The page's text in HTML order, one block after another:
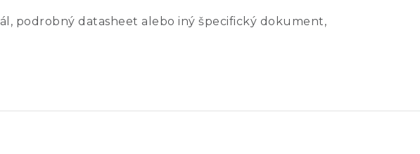
podrobný datasheet alebo iný špecifický dokument,